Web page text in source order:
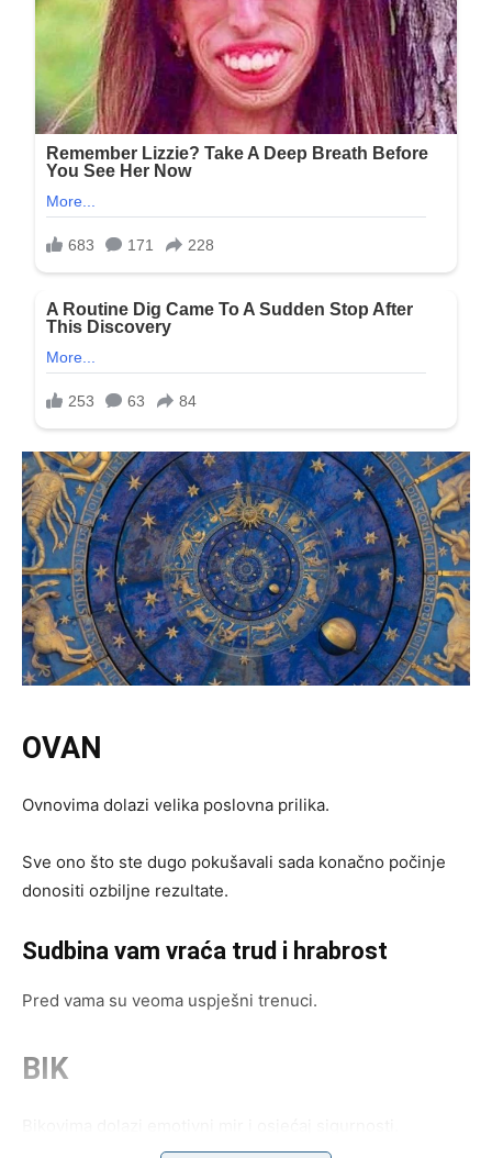
OVAN
Ovnovima dolazi velika poslovna prilika.
Sve ono što ste dugo pokušavali sada konačno počinje
donositi ozbiljne rezultate.
Sudbina vam vraća trud i hrabrost
Pred vama su veoma uspješni trenuci.
BIK